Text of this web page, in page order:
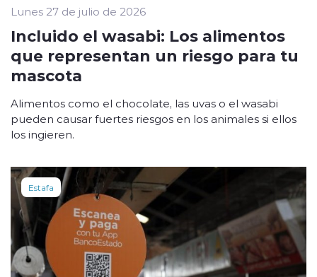
Lunes 27 de julio de 2026
Incluido el wasabi: Los alimentos
que representan un riesgo para tu
mascota
Alimentos como el chocolate, las uvas o el wasabi
pueden causar fuertes riesgos en los animales si ellos
los ingieren.
Estafa